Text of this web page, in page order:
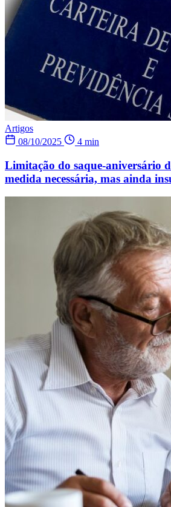
Artigos
08/10/2025
4 min
Limitação do saque-aniversário
medida necessária, mas ainda